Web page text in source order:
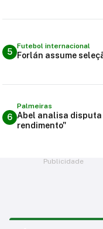
5
Futebol internacional
Forlán assume
6
Palmeiras
Abel analisa disputa
rendimento"
Publicidade